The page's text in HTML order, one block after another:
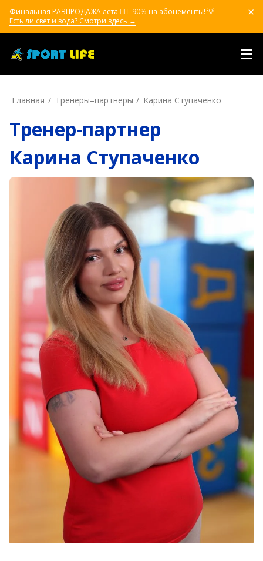
Финальная РАЗПРОДАЖА лета ❤️‍🔥 -90% на абонементы! 💡
Есть ли свет и вода? Смотри здесь →
Главная Тренеры–пapтнepы Карина Ступаченко
Тренер-партнер
Карина Ступаченко